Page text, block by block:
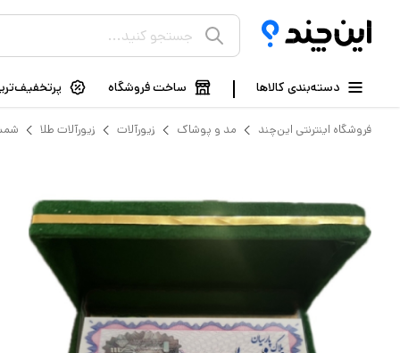
دسته‌بندی کالاها ساخت فروشگاه
فروشگاه اینترنتی این‌چند مد و پوشاک زیورآلات زیورآلات طلا